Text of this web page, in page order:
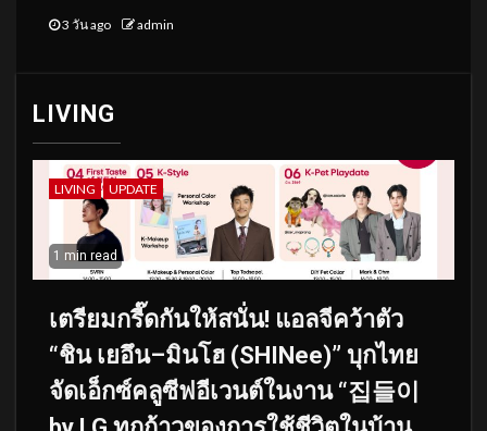
3 วัน ago admin
LIVING
LIVING UPDATE
1 min read
เตรียมกรี๊ดกันให้สนั่น! แอลจีคว้าตัว
“ชิน เยอึน–มินโฮ (SHINee)” บุกไทย
จัดเอ็กซ์คลูซีฟอีเวนต์ในงาน “집들이